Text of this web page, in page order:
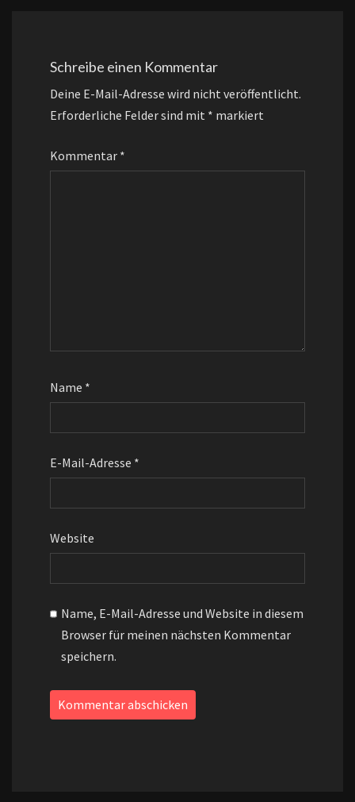
Schreibe einen Kommentar
Deine E-Mail-Adresse wird nicht veröffentlicht.
Erforderliche Felder sind mit * markiert
Kommentar *
Name *
E-Mail-Adresse *
Website
Name, E-Mail-Adresse und Website in diesem
Browser für meinen nächsten Kommentar
speichern.